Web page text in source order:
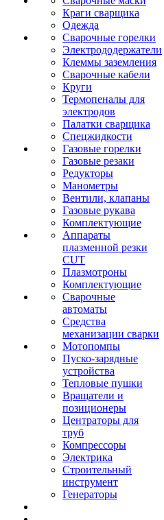
Краги сварщика
Одежда
Сварочные горелки
Электрододержатели
Клеммы заземления
Сварочные кабели
Круги
Термопеналы для
электродов
Палатки сварщика
Спецжидкости
Газовые горелки
Газовые резаки
Редукторы
Манометры
Вентили, клапаны
Газовые рукава
Комплектующие
Аппараты
плазменной резки
CUT
Плазмотроны
Комплектующие
Сварочные
автоматы
Средства
механизации сварки
Мотопомпы
Пуско-зарядные
устройства
Тепловые пушки
Вращатели и
позиционеры
Центраторы для
труб
Компрессоры
Электрика
Строительный
инструмент
Генераторы